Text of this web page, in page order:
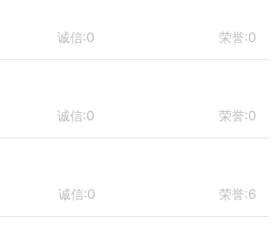
诚信:0 荣誉:0
诚信:0 荣誉:0
诚信:0 荣誉:6